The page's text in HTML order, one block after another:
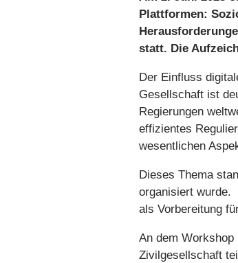
Plattformen:
statt. Die
Der Einfluss
Gesellschaft ist
Regierungen
effizientes
wesentlichen
Dieses Thema
organisiert wurde.
als Vorbereitung
An dem
Zivilgesellschaft